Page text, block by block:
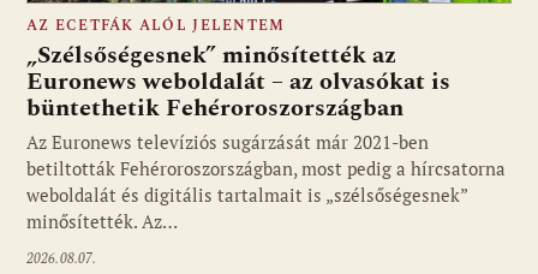
Fotó: media1.hu
AZ ECETFÁK ALÓL JELENTEM
„Szélsőségesnek” minősítették az
Euronews weboldalát – az olvasókat is
büntethetik Fehéroroszországban
Az Euronews televíziós sugárzását már 2021-ben
betiltották Fehéroroszországban, most pedig a hírcsatorna
weboldalát és digitális tartalmait is „szélsőségesnek”
minősítették. Az…
2026.08.07.